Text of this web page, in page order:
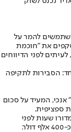
להמר על
את "חוכמת
לפני הדיווחים
נרשם זינוק חד: הסבירות לתקיפה
אנכי, המעיד על סכום
ספציפית.
שעות לפני